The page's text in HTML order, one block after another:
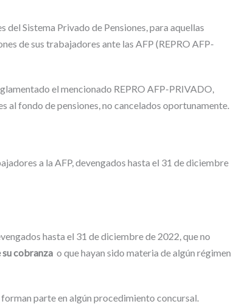
Sistema Privado de Pensiones, para aquellas
de sus trabajadores ante las AFP (REPRO AFP-
el mencionado REPRO AFP-PRIVADO,
fondo de pensiones, no cancelados oportunamente.
a la AFP, devengados hasta el 31 de diciembre
hasta el 31 de diciembre de 2022, que no
su cobranza o que hayan sido materia de algún régimen
parte en algún procedimiento concursal.